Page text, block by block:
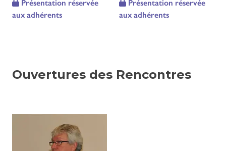
Présentation réservée
aux adhérents
Présentation réservée
aux adhérents
Ouvertures des Rencontres